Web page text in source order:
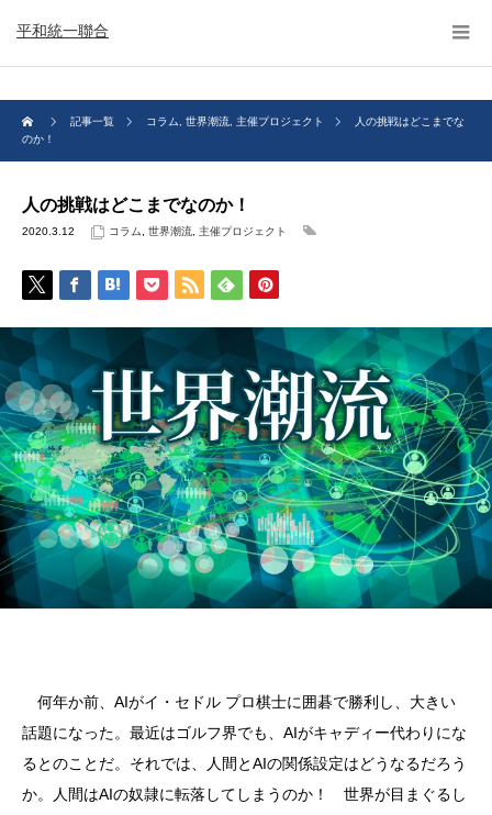
平和統一聯合
記事一覧 コラム 世界潮流 主催プロジェクト
人の挑戦はどこまでな
のか！
人の挑戦はどこまでなのか！
2020.3.12 コラム 世界潮流 主催プロジェクト
何年か前、AIがイ・セドル プロ棋士に囲碁で勝利し、大きい
話題になった。最近はゴルフ界でも、AIがキャディー代わりにな
るとのことだ。それでは、人間とAIの関係設定はどうなるだろう
か。人間はAIの奴隷に転落してしまうのか！ 世界が目まぐるし